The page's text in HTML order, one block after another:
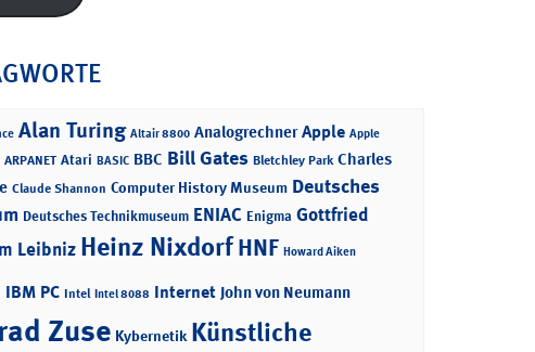
Alan Turing Altair 8800 Analogrechner Apple Apple
ARPANET Atari BASIC BBC Bill Gates Bletchley Park Charles
Claude Shannon Computer History Museum Deutsches
Deutsches Technikmuseum ENIAC Enigma Gottfried
Leibniz Heinz NixdorfHNF Howard Aiken
IBM PC Intel Intel 8088 Internet John von Neumann
Zuse Kybernetik Künstliche